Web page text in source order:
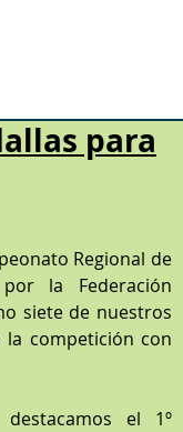
para
Regional de
la Federación
siete de nuestros
competición con
el 1º